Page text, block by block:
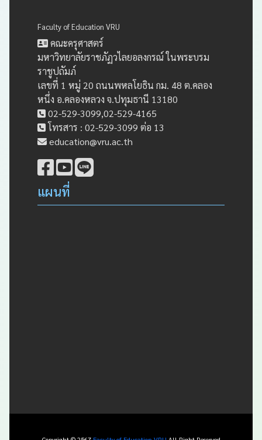
Faculty of Education VRU
คณะครุศาสตร์
มหาวิทยาลัยราชภัฏวไลยอลงกรณ์ ในพระบรม
ราชูปถัมภ์
เลขที่ 1 หมู่ 20 ถนนพหลโยธิน กม. 48 ต.คลอง
หนึ่ง อ.คลองหลวง จ.ปทุมธานี 13180
02-529-3099,02-529-4165
โทรสาร : 02-529-3099 ต่อ 13
education@vru.ac.th
แผนที่